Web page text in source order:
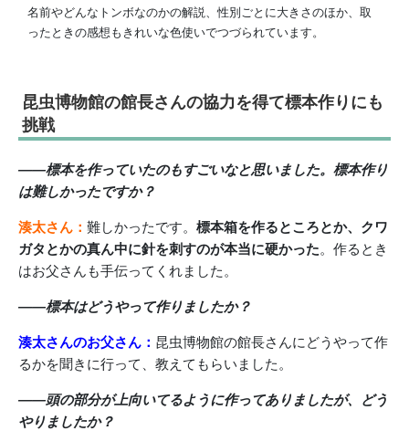
名前やどんなトンボなのかの解説、性別ごとに大きさのほか、取
ったときの感想もきれいな色使いでつづられています。
昆虫博物館の館長さんの協力を得て標本作りにも
挑戦
――標本を作っていたのもすごいなと思いました。標本作り
は難しかったですか？
湊太さん： 難しかったです。 標本箱を作るところとか、クワ
ガタとかの真ん中に針を刺すのが本当に硬かった。作るとき
はお父さんも手伝ってくれました。
――標本はどうやって作りましたか？
湊太さんのお父さん： 昆虫博物館の館長さんにどうやって作
るかを聞きに行って、教えてもらいました。
――頭の部分が上向いてるように作ってありましたが、どう
やりましたか？